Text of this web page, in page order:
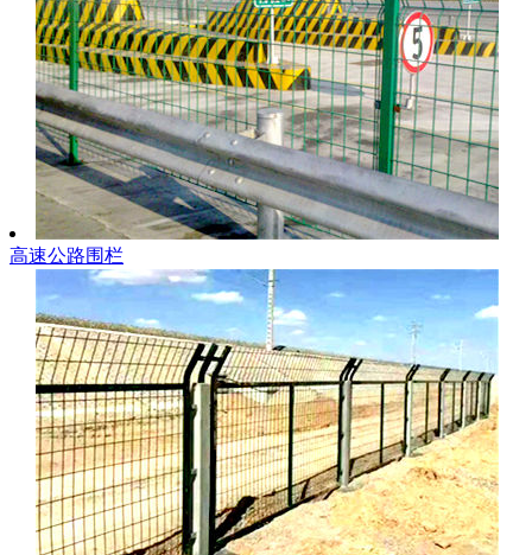
高速公路围栏